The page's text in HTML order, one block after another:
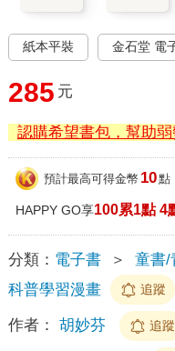
紙本平裝 金石堂 電
285 元
認購希望書包，幫助弱
預計最高可得金幣 10點
HAPPY GO享100累1點 4
分類： 電子書 ＞ 童書/
科普學習漫畫
追蹤
作者： 胡妙芬 追蹤